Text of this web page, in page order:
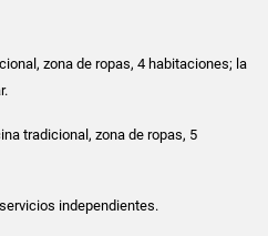
zona de ropas, 4 habitaciones; la
tradicional, zona de ropas, 5
independientes.